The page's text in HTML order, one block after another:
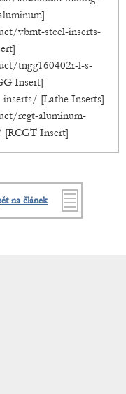
vbmt-steel-inserts-
tngg160402r-l-s-
Insert]
inserts/ [Lathe Inserts]
rcgt-aluminum-
[RCGT Insert]
na článek